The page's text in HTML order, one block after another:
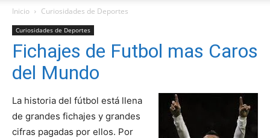
Curiosas
del
Inicio Curiosidades de Deportes
Curiosidades de Deportes
Fichajes de Futbol mas Caros
del Mundo
La historia del fútbol está llena
de grandes fichajes y grandes
cifras pagadas por ellos. Por